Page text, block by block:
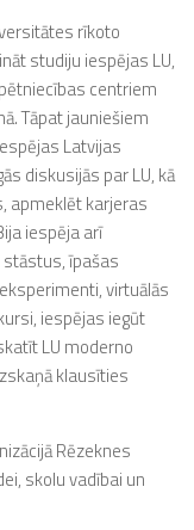
rīkoto
studiju iespējas LU,
centriem
Tāpat jauniešiem
Latvijas
diskusijās par LU, kā
apmeklēt karjeras
iespēja arī
īpašas
virtuālās
iespējas iegūt
LU moderno
klausīties
Rēzeknes
skolu vadībai un